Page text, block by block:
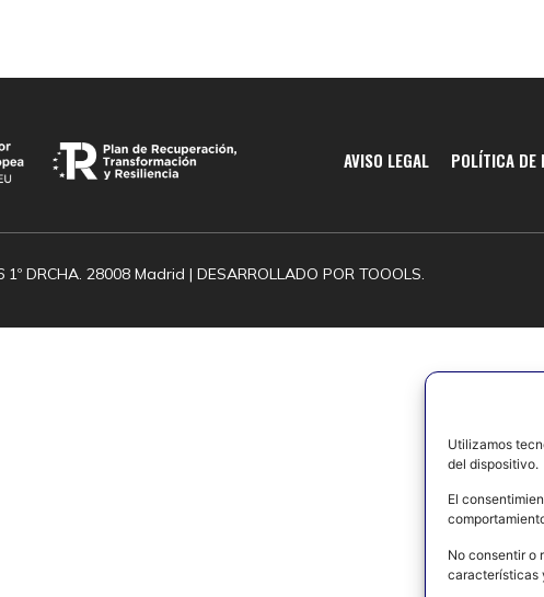
Utilizamos
del dispositivo.
El
No consentir o
características
AVISO LEGAL POLÍTICA DE
DRCHA. 28008 Madrid | DESARROLLADO POR TOOOLS.